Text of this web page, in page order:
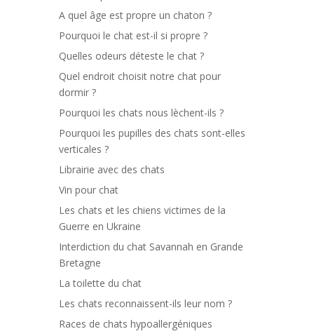
A quel âge est propre un chaton ?
Pourquoi le chat est-il si propre ?
Quelles odeurs déteste le chat ?
Quel endroit choisit notre chat pour
dormir ?
Pourquoi les chats nous lèchent-ils ?
Pourquoi les pupilles des chats sont-elles
verticales ?
Librairie avec des chats
Vin pour chat
Les chats et les chiens victimes de la
Guerre en Ukraine
Interdiction du chat Savannah en Grande
Bretagne
La toilette du chat
Les chats reconnaissent-ils leur nom ?
Races de chats hypoallergéniques